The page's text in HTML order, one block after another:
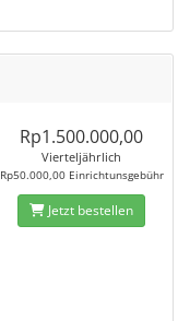
Rp1.500.000,00
Vierteljährlich
Rp50.000,00 Einrichtunsgebühr
Jetzt bestellen